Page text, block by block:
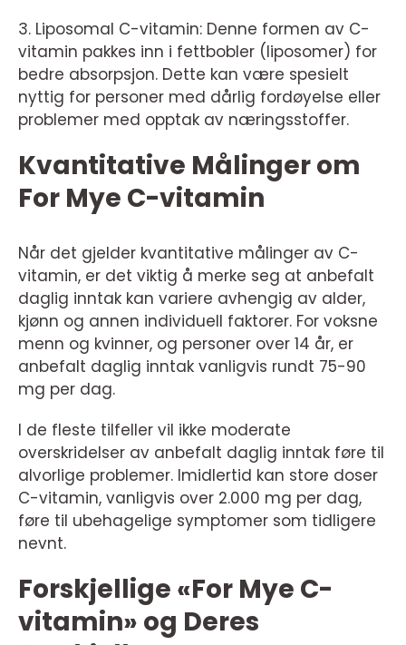
3. Liposomal C-vitamin: Denne formen av C-
vitamin pakkes inn i fettbobler (liposomer) for
bedre absorpsjon. Dette kan være spesielt
nyttig for personer med dårlig fordøyelse eller
problemer med opptak av næringsstoffer.
Kvantitative Målinger om
For Mye C-vitamin
Når det gjelder kvantitative målinger av C-
vitamin, er det viktig å merke seg at anbefalt
daglig inntak kan variere avhengig av alder,
kjønn og annen individuell faktorer. For voksne
menn og kvinner, og personer over 14 år, er
anbefalt daglig inntak vanligvis rundt 75-90
mg per dag.
I de fleste tilfeller vil ikke moderate
overskridelser av anbefalt daglig inntak føre til
alvorlige problemer. Imidlertid kan store doser
C-vitamin, vanligvis over 2.000 mg per dag,
føre til ubehagelige symptomer som tidligere
nevnt.
Forskjellige «For Mye C-
vitamin» og Deres